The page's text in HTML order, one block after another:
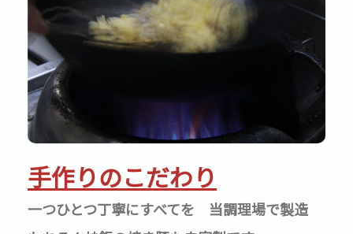
手作りのこだわり
一つひとつ丁寧にすべてを 当調理場で製造